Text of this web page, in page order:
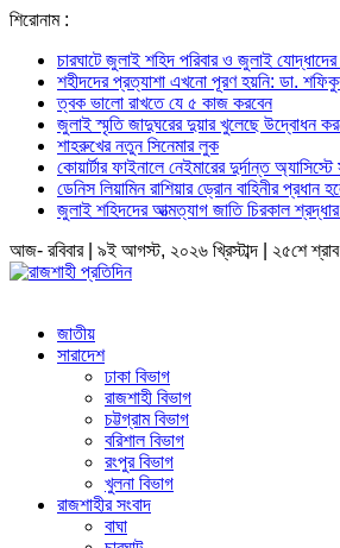
শিরোনাম :
চারঘাটে জুলাই শহিদ পরিবার ও জুলাই যোদ্ধাদের
শহীদদের প্রত্যাশা এখনো পূরণ হয়নি: ডা.
ত্বক ভালো রাখতে যে ৫ কাজ করবেন
জুলাই স্মৃতি জাদুঘরের দুয়ার খুলেছে উদ্বোধন
শাহরুখের নতুন সিনেমার লুক
কোয়ার্টার ফাইনালে নেইমারের দুর্দান্ত
ডেনিস লিয়ামিন রাশিয়ার ড্রোন বাহিনীর প্রধান
জুলাই শহিদদের আত্মত্যাগ জাতি চিরকাল শ্রদ্ধার
আজ- রবিবার | ৯ই আগস্ট, ২০২৬ খ্রিস্টাব্দ | ২৫শে
জাতীয়
সারাদেশ
ঢাকা বিভাগ
রাজশাহী বিভাগ
চট্টগ্রাম বিভাগ
বরিশাল বিভাগ
রংপুর বিভাগ
খুলনা বিভাগ
রাজশাহীর সংবাদ
বাঘা